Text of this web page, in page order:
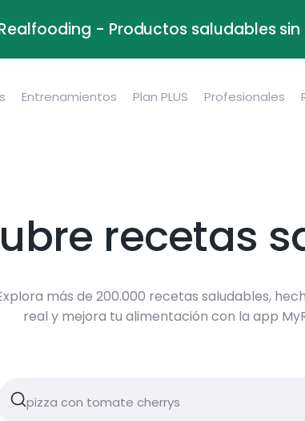
- Productos saludables
Entrenamientos Plan PLUS Profesionales
recetas
más de 200.000 recetas saludables,
real y mejora tu alimentación con la app